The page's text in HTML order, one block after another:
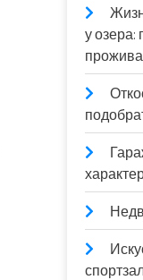
у озера: